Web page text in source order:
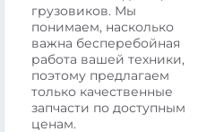
грузовиков. Мы
понимаем, насколько
важна бесперебойная
работа вашей техники,
поэтому предлагаем
только качественные
запчасти по доступным
ценам.